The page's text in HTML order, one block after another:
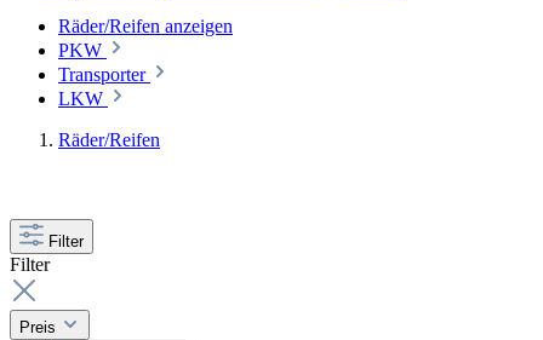
Räder/Reifen anzeigen
PKW
Transporter
LKW
Räder/Reifen
Filter
Filter
Preis